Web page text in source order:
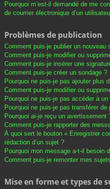
Pourquoi m’est-il demandé de me
de courrier électronique d’un
Problèmes de publication
Comment puis-je publier un nouveau
Comment puis-je modifier ou
Comment puis-je insérer une
Comment puis-je créer un sondage ?
Pourquoi ne puis-je pas ajouter plus
Comment puis-je modifier ou
Pourquoi ne puis-je pas accéder à un
Pourquoi ne puis-je pas transférer
Pourquoi ai-je reçu un avertissement
Comment puis-je rapporter des
À quoi sert le bouton « Enregistrer
rédaction d’un sujet ?
Pourquoi mon message a-t-il besoin
Comment puis-je remonter mes
Mise en forme et types de